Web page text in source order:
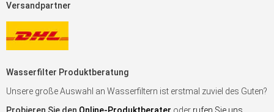
Versandpartner
Wasserfilter Produktberatung
Unsere große Auswahl an Wasserfiltern ist erstmal zuviel des Guten?